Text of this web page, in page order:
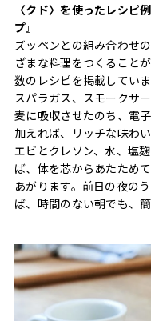
〈クド〉を使ったレシピ
プ』
ズッペンとの組み合わせ
ざまな料理をつくること
数のレシピを掲載してい
スパラガス、スモークサ
麦に吸収させたのち、電
加えれば、リッチな味わ
エビとクレソン、水、塩
ば、体を芯からあたため
あがります。前日の夜の
ば、時間のない朝でも、